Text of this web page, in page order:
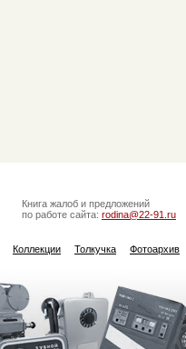
Книга жалоб и предложений
по работе сайта: rodina@22-91.ru
Коллекции Толкучка Фотоархив